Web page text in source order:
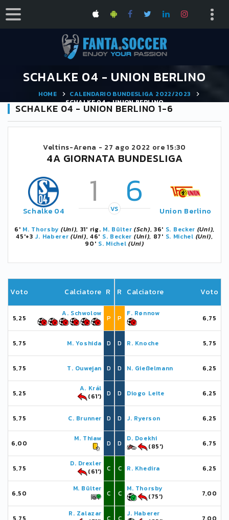
SCHALKE 04 - UNION BERLINO
HOME
CALENDARIO BUNDESLIGA 2022/2023
SCHALKE 04 - UNION BERLINO
SCHALKE 04 - UNION BERLINO 1-6
Veltins-Arena - 27 ago 2022 ore 15:30
4A GIORNATA BUNDESLIGA
Schalke 04 1 6
VS Union Berlino
6' M. Thorsby (Uni), 31' rig. M. Bülter (Sch), 36' S. Becker (Uni),
45'+3 J. Haberer (Uni), 46' S. Becker (Uni), 87' S. Michel (Uni),
90' S. Michel (Uni)
Voto Calciatore R
5,25
A. Schwolow
P
5,75 M. Yoshida D
5,75 T. Ouwejan D
5,25
A. Král
(61')
D
5,75 C. Brunner D
6,00
M. Thiaw
D
5,75
D. Drexler
(61')
C
6,50
M. Bülter
C
R. Zalazar
R Calciatore Voto
P
F. Rønnow
6,75
D R. Knoche 5,75
D N. Gießelmann 6,25
D Diogo Leite 6,25
D J. Ryerson 6,25
D
D. Doekhi
(85')
6,75
C R. Khedira 6,25
C
M. Thorsby
(75')
7,00
J. Haberer